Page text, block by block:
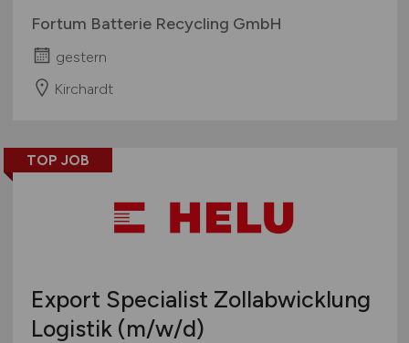
Fortum Batterie Recycling GmbH
gestern
Kirchardt
TOP JOB
Export Specialist Zollabwicklung
Logistik (m/w/d)